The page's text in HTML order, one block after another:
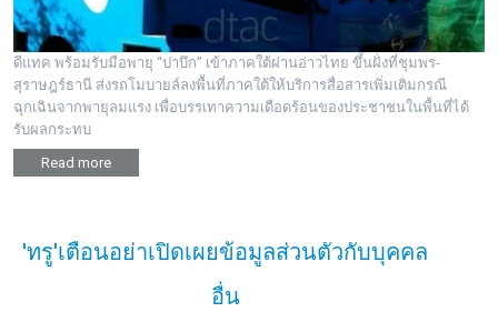
ดีแทค พร้อมรับมือพายุ “ปาบึก” เข้าภาคใต้ผ่านอ่าวไทย ขึ้นฝั่งที่ชุมพร-
สุราษฎร์ธานี ส่งรถโมบายล์ลงพื้นที่ภาคใต้ให้บริการสื่อสารเพิ่มเติมกรณี
ฉุกเฉินจากพายุลมแรง เพื่อบรรเทาความเดือดร้อนของประชาชนในพื้นที่ได้
รับผลกระทบ
Read more
'ทรู'เตือนอย่าเปิดเผยข้อมูลส่วนตัวกับบุคคล
อื่น